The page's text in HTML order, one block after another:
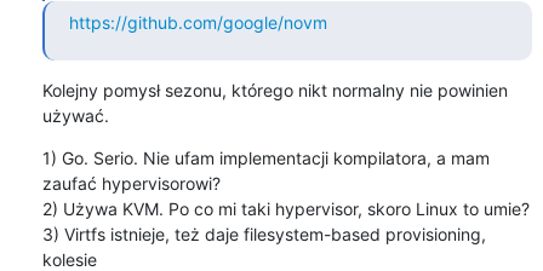
https://github.com/google/novm
Kolejny pomysł sezonu, którego nikt normalny nie powinien
używać.
1) Go. Serio. Nie ufam implementacji kompilatora, a mam
zaufać hypervisorowi?
2) Używa KVM. Po co mi taki hypervisor, skoro Linux to umie?
3) Virtfs istnieje, też daje filesystem-based provisioning,
kolesie